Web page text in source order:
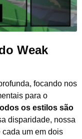
Weak
focando nos
para o
os estilos são
disparidade, nossa
um em dois